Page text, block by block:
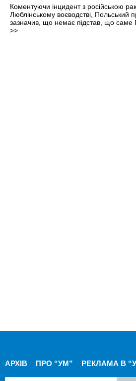
Коментуючи інцидент з російською
Люблінському воєводстві, Польський
зазначив, що немає підстав, що саме
>>
АРХІВ ПРО “УМ” РЕКЛАМА В